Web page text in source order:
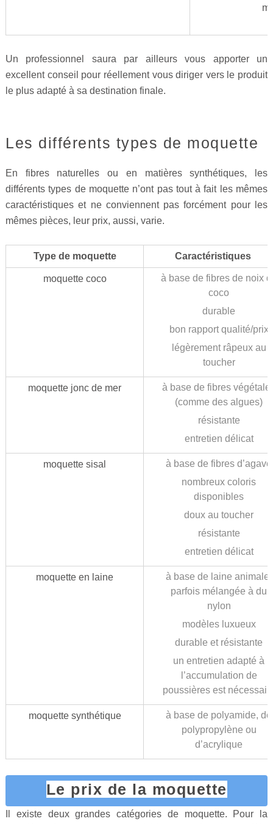
Un professionnel saura par ailleurs vous apporter un
excellent conseil pour réellement vous diriger vers le produit
le plus adapté à sa destination finale.
Les différents types de moquette
En fibres naturelles ou en matières synthétiques, les
différents types de moquette n’ont pas tout à fait les mêmes
caractéristiques et ne conviennent pas forcément pour les
mêmes pièces, leur prix, aussi, varie.
Type de moquette Caractéristiques
moquette coco
à base de fibres de noix
coco
durable
bon rapport qualité/prix
légèrement râpeux au
toucher
moquette jonc de mer
à base de fibres
(comme des algues)
résistante
entretien délicat
moquette sisal
à base de fibres d’agave
nombreux coloris
disponibles
doux au toucher
résistante
entretien délicat
moquette en laine
à base de laine animale,
parfois mélangée à du
nylon
modèles luxueux
durable et résistante
un entretien adapté à
l’accumulation de
poussières est
moquette synthétique
à base de polyamide, de
polypropylène ou
d’acrylique
Le prix de la moquette
Il existe deux grandes catégories de moquette. Pour la